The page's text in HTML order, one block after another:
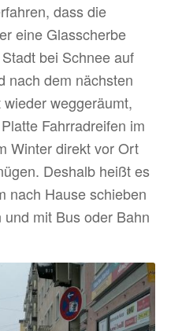
dass die
eine Glasscherbe
bei Schnee auf
nach dem nächsten
weggeräumt,
Fahrradreifen im
Winter direkt vor Ort
Deshalb heißt es
nach Hause schieben
mit Bus oder Bahn